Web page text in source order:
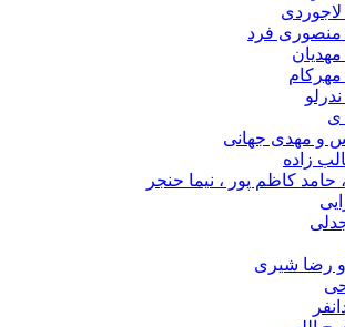
منصوری فرد
ی
و مهدی جهانی
زاده
حامد کاظم پور ، نیما حنجر
رضا شیری